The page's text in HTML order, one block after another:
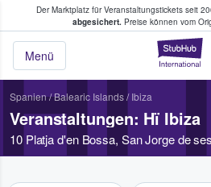
Der Marktplatz für Veranstaltungstickets seit
abgesichert.Preise können vom
Menü
Tickets kaufen &
Spanien/Balearic Islands/ Ibiza
Veranstaltungen: Hï Ibiza
10 Platja d'en Bossa, San Jorge de